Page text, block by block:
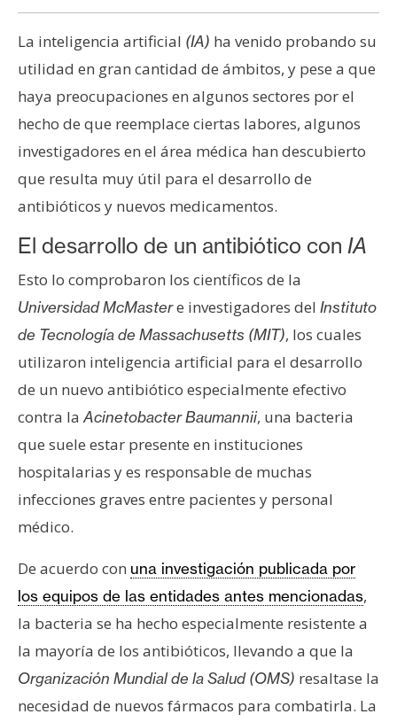
N
o
t
s
d
e
P
e
s
a
T
e
m
a
R
c
u
r
s
o
s
La inteligencia artificial (IA) ha venido probando su
utilidad en gran cantidad de ámbitos, y pese a que
haya preocupaciones en algunos sectores por el
hecho de que reemplace ciertas labores, algunos
investigadores en el área médica han descubierto
que resulta muy útil para el desarrollo de
antibióticos y nuevos medicamentos.
El desarrollo de un antibiótico con IA
Esto lo comprobaron los científicos de la
Universidad McMastere investigadores del Instituto
de Tecnología de Massachusetts (MIT), los cuales
utilizaron inteligencia artificial para el desarrollo
de un nuevo antibiótico especialmente efectivo
contra laAcinetobacter Baumannii, una bacteria
que suele estar presente en instituciones
hospitalarias y es responsable de muchas
infecciones graves entre pacientes y personal
médico.
De acuerdo con una investigación publicada por
los equipos de las entidades antes mencionadas,
la bacteria se ha hecho especialmente resistente a
la mayoría de los antibióticos, llevando a que la
Organización Mundial de la Salud (OMS) resaltase la
necesidad de nuevos fármacos para combatirla. La